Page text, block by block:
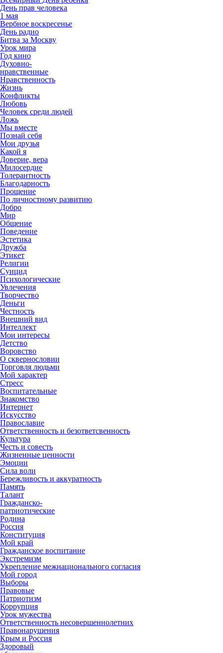
День прав человека
1 мая
Вербное воскресенье
День радио
Битва за Москву
Урок мира
Год кино
Духовно-
нравственные
Нравственность
Жизнь
Конфликты
Любовь
Человек среди людей
Ложь
Мы вместе
Познай себя
Мои друзья
Какой я
Доверие, вера
Милосердие
Толерантность
Благодарность
Прощение
По личностному развитию
Добро
Мир
Общение
Поведение
Эстетика
Дружба
Этикет
Религии
Суицид
Психологические
Увлечения
Творчество
Деньги
Честность
Внешний вид
Интеллект
Мои интересы
Детство
Воровство
О сквернословии
Торговля людьми
Мой характер
Стресс
Воспитательные
Знакомство
Интернет
Искусство
Православие
Ответственность и безответсвенность
Культура
Честь и совесть
Жизненные ценности
Эмоции
Сила воли
Бережливость и аккуратность
Память
Талант
Гражданско-
патриотические
Родина
Россия
Конституция
Мой край
Гражданское воспитание
Экстремизм
Укрепление межнационального согласия
Мой город
Выборы
Правовые
Патриотизм
Коррупция
Урок мужества
Ответственность несовершеннолетних
Правонарушения
Крым и Россия
Здоровый